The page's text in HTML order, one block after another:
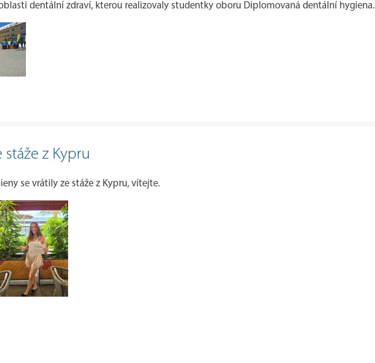
dentální zdraví, kterou realizovaly studentky oboru Diplomovaná dentální hygiena.
z Kypru
se vrátily ze stáže z Kypru, vítejte.